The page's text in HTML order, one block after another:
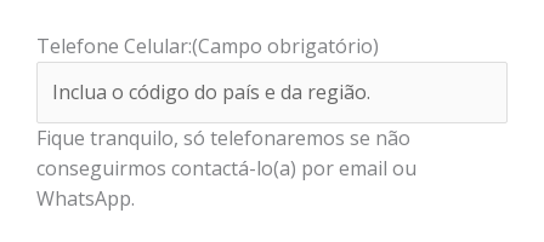
Telefone Celular:(Campo obrigatório)
Fique tranquilo, só telefonaremos se não
conseguirmos contactá-lo(a) por email ou
WhatsApp.